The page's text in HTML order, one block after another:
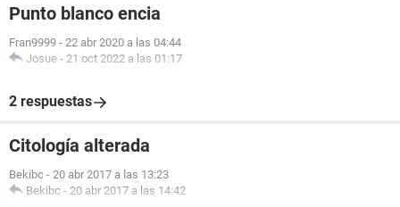
Punto blanco encia
Fran9999 - 22 abr 2020 a las 04:44
Josue - 21 oct 2022 a las 01:17
2 respuestas
Citología alterada
Bekibc - 20 abr 2017 a las 13:23
Bekibc - 20 abr 2017 a las 14:42